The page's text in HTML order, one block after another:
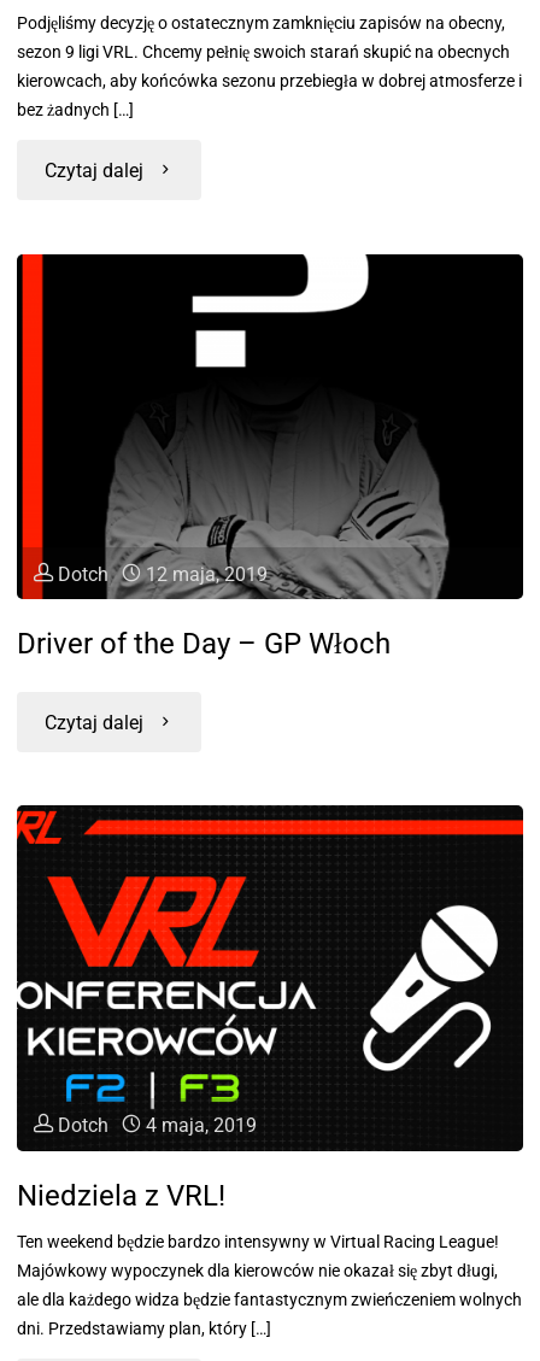
Podjęliśmy decyzję o ostatecznym zamknięciu zapisów na obecny,
sezon 9 ligi VRL. Chcemy pełnię swoich starań skupić na obecnych
kierowcach, aby końcówka sezonu przebiegła w dobrej atmosferze i
bez żadnych […]
Czytaj dalej
Dotch 12 maja, 2019
Driver of the Day – GP Włoch
Czytaj dalej
Dotch 4 maja, 2019
Niedziela z VRL!
Ten weekend będzie bardzo intensywny w Virtual Racing League!
Majówkowy wypoczynek dla kierowców nie okazał się zbyt długi,
ale dla każdego widza będzie fantastycznym zwieńczeniem wolnych
dni. Przedstawiamy plan, który […]